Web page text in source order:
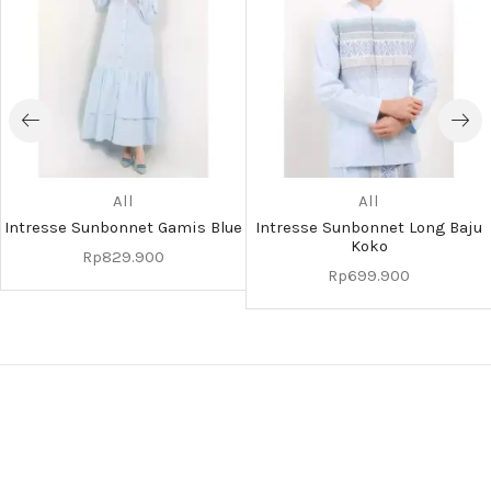
All
Intresse Sunbonnet Gamis Blue
Rp829.900
All
Intresse Sunbonnet Long Baju
Koko
Rp699.900